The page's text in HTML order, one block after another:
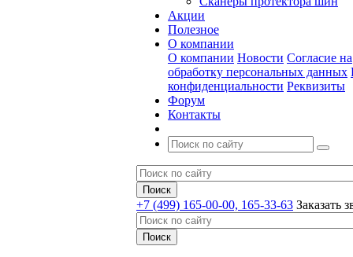
Акции
Полезное
О компании
О компании Новости Согласие на
обработку персональных данных
конфиденциальности Реквизиты
Форум
Контакты
+7 (499) 165-00-00, 165-33-63 Заказать